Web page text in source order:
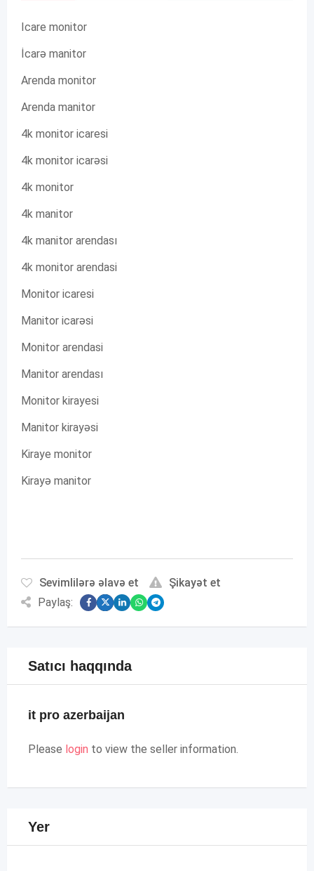
Icare monitor
İcarə manitor
Arenda monitor
Arenda manitor
4k monitor icaresi
4k monitor icarəsi
4k monitor
4k manitor
4k manitor arendası
4k monitor arendasi
Monitor icaresi
Manitor icarəsi
Monitor arendasi
Manitor arendası
Monitor kirayesi
Manitor kirayəsi
Kiraye monitor
Kirayə manitor
Sevimlilərə əlavə et
Şikayət et
Paylaş:
Satıcı haqqında
it pro azerbaijan
Please login to view the seller information.
Yer